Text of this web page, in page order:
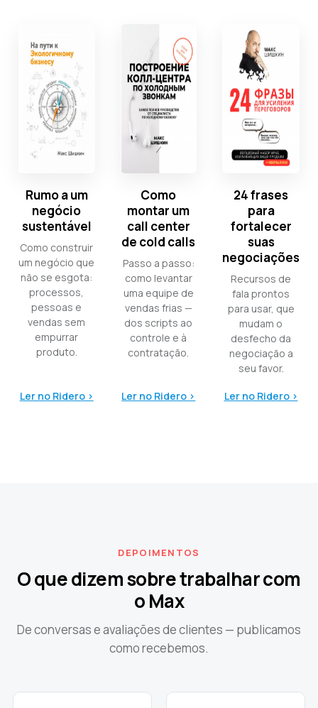
Rumo a um
negócio
sustentável
Como construir
um negócio que
não se esgota:
processos,
pessoas e
vendas sem
empurrar
produto.
Ler no Ridero ›
Como
montar um
call center
de cold calls
Passo a passo:
como levantar
uma equipe de
vendas frias —
dos scripts ao
controle e à
contratação.
Ler no Ridero ›
24 frases
para
fortalecer
suas
negociações
Recursos de
fala prontos
para usar, que
mudam o
desfecho da
negociação a
seu favor.
Ler no Ridero ›
DEPOIMENTOS
O que dizem sobre trabalhar com
o Max
De conversas e avaliações de clientes — publicamos
como recebemos.